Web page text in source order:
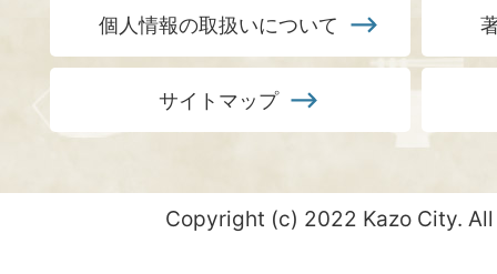
個人情報の取扱いについて
サイトマップ
Copyright (c) 2022 Kazo City.